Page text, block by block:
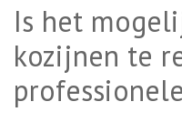
Is het
kozijnen te